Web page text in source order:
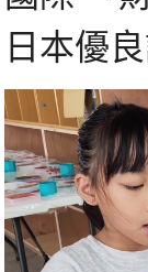
日本優